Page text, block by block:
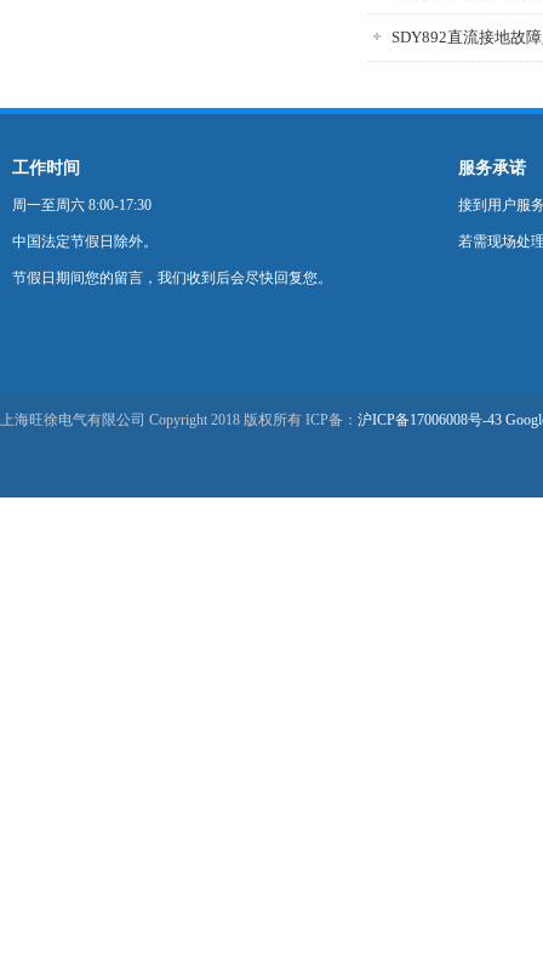
SDY892直流接地故
工作时间
周一至周六 8:00-17:30
中国法定节假日除外。
节假日期间您的留言，我们收到后会尽快回复您。
服务承诺
接到用户服
若需现场处
上海旺徐电气有限公司 Copyright 2018 版权所有 ICP备： 沪ICP备17006008号-43